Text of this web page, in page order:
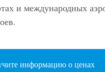
и международных
информацию о ценах